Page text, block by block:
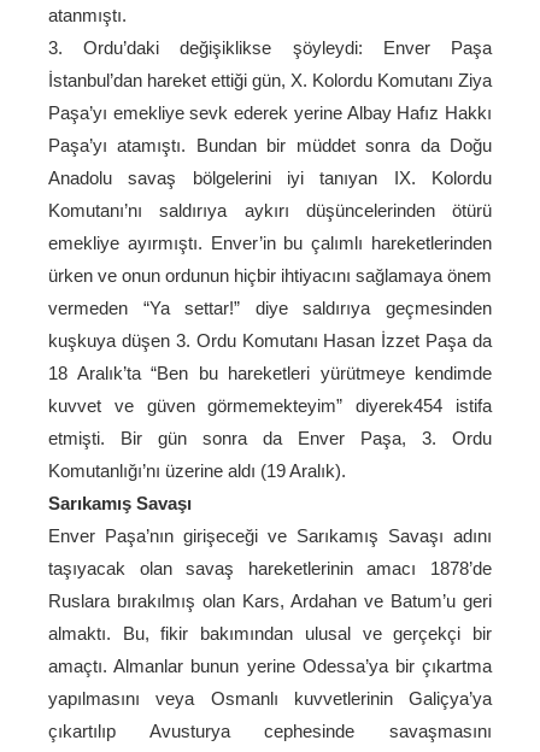
atanmıştı.
3. Ordu’daki değişiklikse şöyleydi: Enver Paşa
İstanbul’dan hareket ettiği gün, X. Kolordu Komutanı Ziya
Paşa’yı emekliye sevk ederek yerine Albay Hafız Hakkı
Paşa’yı atamıştı. Bundan bir müddet sonra da Doğu
Anadolu savaş bölgelerini iyi tanıyan IX. Kolordu
Komutanı’nı saldırıya aykırı düşüncelerinden ötürü
emekliye ayırmıştı. Enver’in bu çalımlı hareketlerinden
ürken ve onun ordunun hiçbir ihtiyacını sağlamaya önem
vermeden “Ya settar!” diye saldırıya geçmesinden
kuşkuya düşen 3. Ordu Komutanı Hasan İzzet Paşa da
18 Aralık’ta “Ben bu hareketleri yürütmeye kendimde
kuvvet ve güven görmemekteyim” diyerek454 istifa
etmişti. Bir gün sonra da Enver Paşa, 3. Ordu
Komutanlığı’nı üzerine aldı (19 Aralık).
Sarıkamış Savaşı
Enver Paşa’nın girişeceği ve Sarıkamış Savaşı adını
taşıyacak olan savaş hareketlerinin amacı 1878’de
Ruslara bırakılmış olan Kars, Ardahan ve Batum’u geri
almaktı. Bu, fikir bakımından ulusal ve gerçekçi bir
amaçtı. Almanlar bunun yerine Odessa’ya bir çıkartma
yapılmasını veya Osmanlı kuvvetlerinin Galiçya’ya
çıkartılıp Avusturya cephesinde savaşmasını